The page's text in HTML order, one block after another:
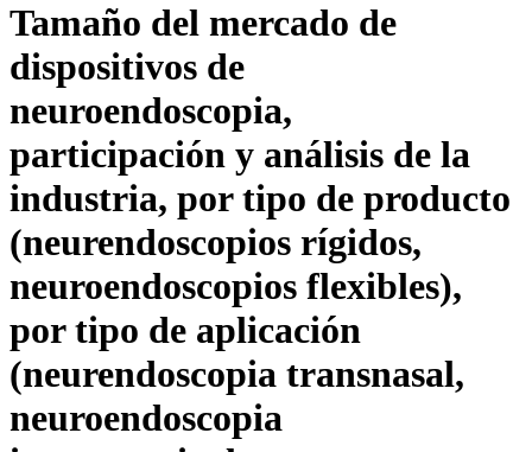
Tamaño del mercado de
dispositivos de
neuroendoscopia,
participación y análisis de la
industria, por tipo de producto
(neurendoscopios rígidos,
neuroendoscopios flexibles),
por tipo de aplicación
(neurendoscopia transnasal,
neuroendoscopia